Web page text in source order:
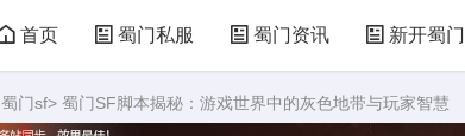
首页 蜀门私服 蜀门资讯 新开蜀门
蜀门sf> 蜀门SF脚本揭秘：游戏世界中的灰色地带与玩家智慧